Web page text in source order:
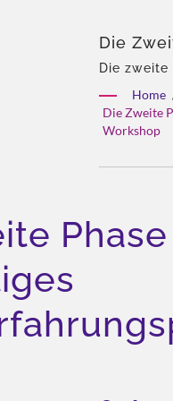
Die
Die
Pumpen
Home
Die Zweite
Workshop